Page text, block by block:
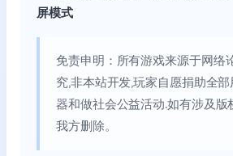
屏模式
免责申明：所有游戏来源于网络
究,非本站开发,玩家自愿捐助全
器和做社会公益活动.如有涉及版
我方删除。